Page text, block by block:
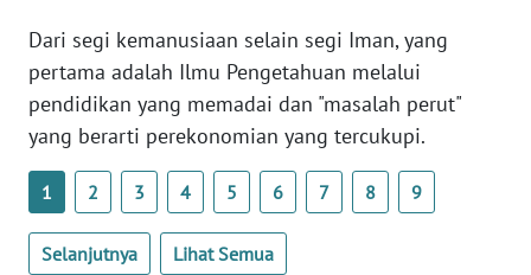
Dari segi kemanusiaan selain segi Iman, yang
pertama adalah Ilmu Pengetahuan melalui
pendidikan yang memadai dan "masalah perut"
yang berarti perekonomian yang tercukupi.
1 2 3 4 5 6 7 8 9
Selanjutnya Lihat Semua
WN
SULTRA
WN
NTB
WN